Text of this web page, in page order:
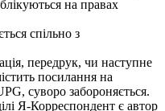
на правах
спільно з
передрук, чи наступне
посилання на
суворо забороняється.
Я-Корреспондент є автор